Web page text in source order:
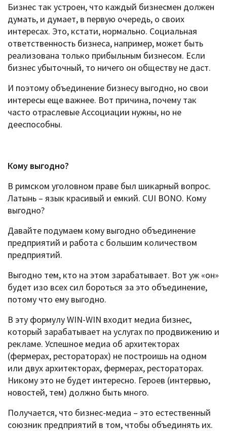
Бизнес так устроен, что каждый бизнесмен должен
думать, и думает, в первую очередь, о своих
интересах. Это, кстати, нормально. Социальная
ответственность бизнеса, например, может быть
реализована только прибыльным бизнесом. Если
бизнес убыточный, то ничего он обществу не даст.
И поэтому объединение бизнесу выгодно, но свои
интересы еще важнее. Вот причина, почему так
часто отраслевые Ассоциации нужны, но не
дееспособны.
Кому выгодно?
В римском уголовном праве был шикарный вопрос.
Латынь – язык красивый и емкий. CUI BONO. Кому
выгодно?
Давайте подумаем кому выгодно объединение
предприятий и работа с большим количеством
предприятий.
Выгодно тем, кто на этом зарабатывает. Вот уж «он»
будет изо всех сил бороться за это объединение,
потому что ему выгодно.
В эту формулу WIN-WIN входит медиа бизнес,
который зарабатывает на услугах по продвижению и
рекламе. Успешное медиа об архитекторах
(фермерах, рестораторах) не построишь на одном
или двух архитекторах, фермерах, рестораторах.
Никому это не будет интересно. Героев (интервью,
новостей, тем) должно быть много.
Получается, что бизнес-медиа – это естественный
союзник предприятий в том, чтобы объединять их.